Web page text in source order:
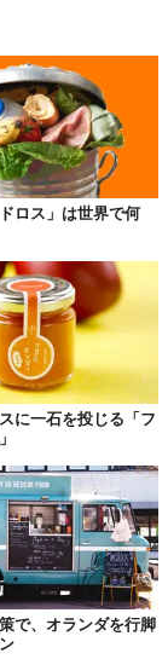
OLIO. All rights reserved
OLIO. All rights reserved
ロス」は世界で何
に一石を投じる「フ
で、オランダを行脚